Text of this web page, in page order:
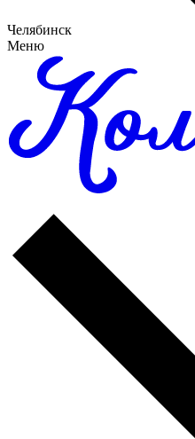
Челябинск
Меню